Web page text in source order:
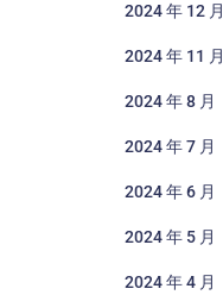
2024 年 12 月
2024 年 11 月
2024 年 8 月
2024 年 7 月
2024 年 6 月
2024 年 5 月
2024 年 4 月